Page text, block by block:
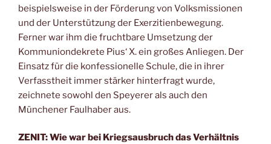
beispielsweise in der Förderung von Volksmissionen
und der Unterstützung der Exerzitienbewegung.
Ferner war ihm die fruchtbare Umsetzung der
Kommuniondekrete Pius‘ X. ein großes Anliegen. Der
Einsatz für die konfessionelle Schule, die in ihrer
Verfasstheit immer stärker hinterfragt wurde,
zeichnete sowohl den Speyerer als auch den
Münchener Faulhaber aus.
ZENIT: Wie war bei Kriegsausbruch das Verhältnis